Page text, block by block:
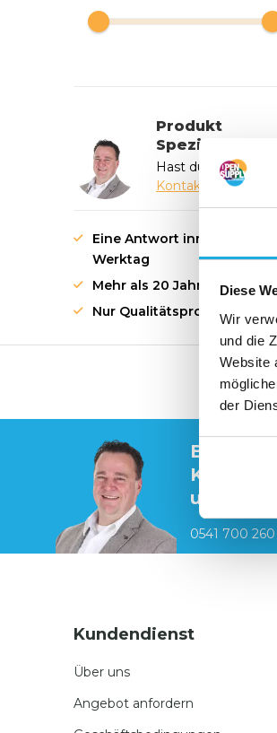
Diese
Wir
und die
Website
der
Produkt
Spezialist
Hast du eine Frage?
Kontaktieren Sie uns
Eine Antwort innerhalb von 1
Werktag
Mehr als 20 Jahre
Nur Qualitätsprodukte
unsere
0541 700 260
Kundendienst
Über uns
Angebot anfordern